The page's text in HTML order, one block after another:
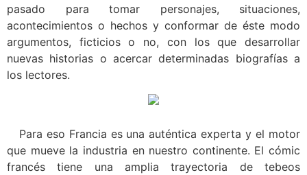
pasado para tomar personajes, situaciones,
acontecimientos o hechos y conformar de éste modo
argumentos, ficticios o no, con los que desarrollar
nuevas historias o acercar determinadas biografías a
los lectores.
Para eso Francia es una auténtica experta y el motor
que mueve la industria en nuestro continente. El cómic
francés tiene una amplia trayectoria de tebeos